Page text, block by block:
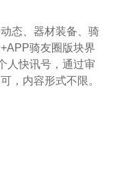
态、器材装备、骑
骑友圈版块界
人快讯号，通过审
，内容形式不限。